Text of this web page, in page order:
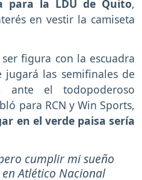
para la LDU de Quito,
en vestir la camiseta
figura con la escuadra
las semifinales de
ante el todopoderoso
para RCN y Win Sports,
en el verde paisa sería
cumplir mi sueño
Atlético Nacional